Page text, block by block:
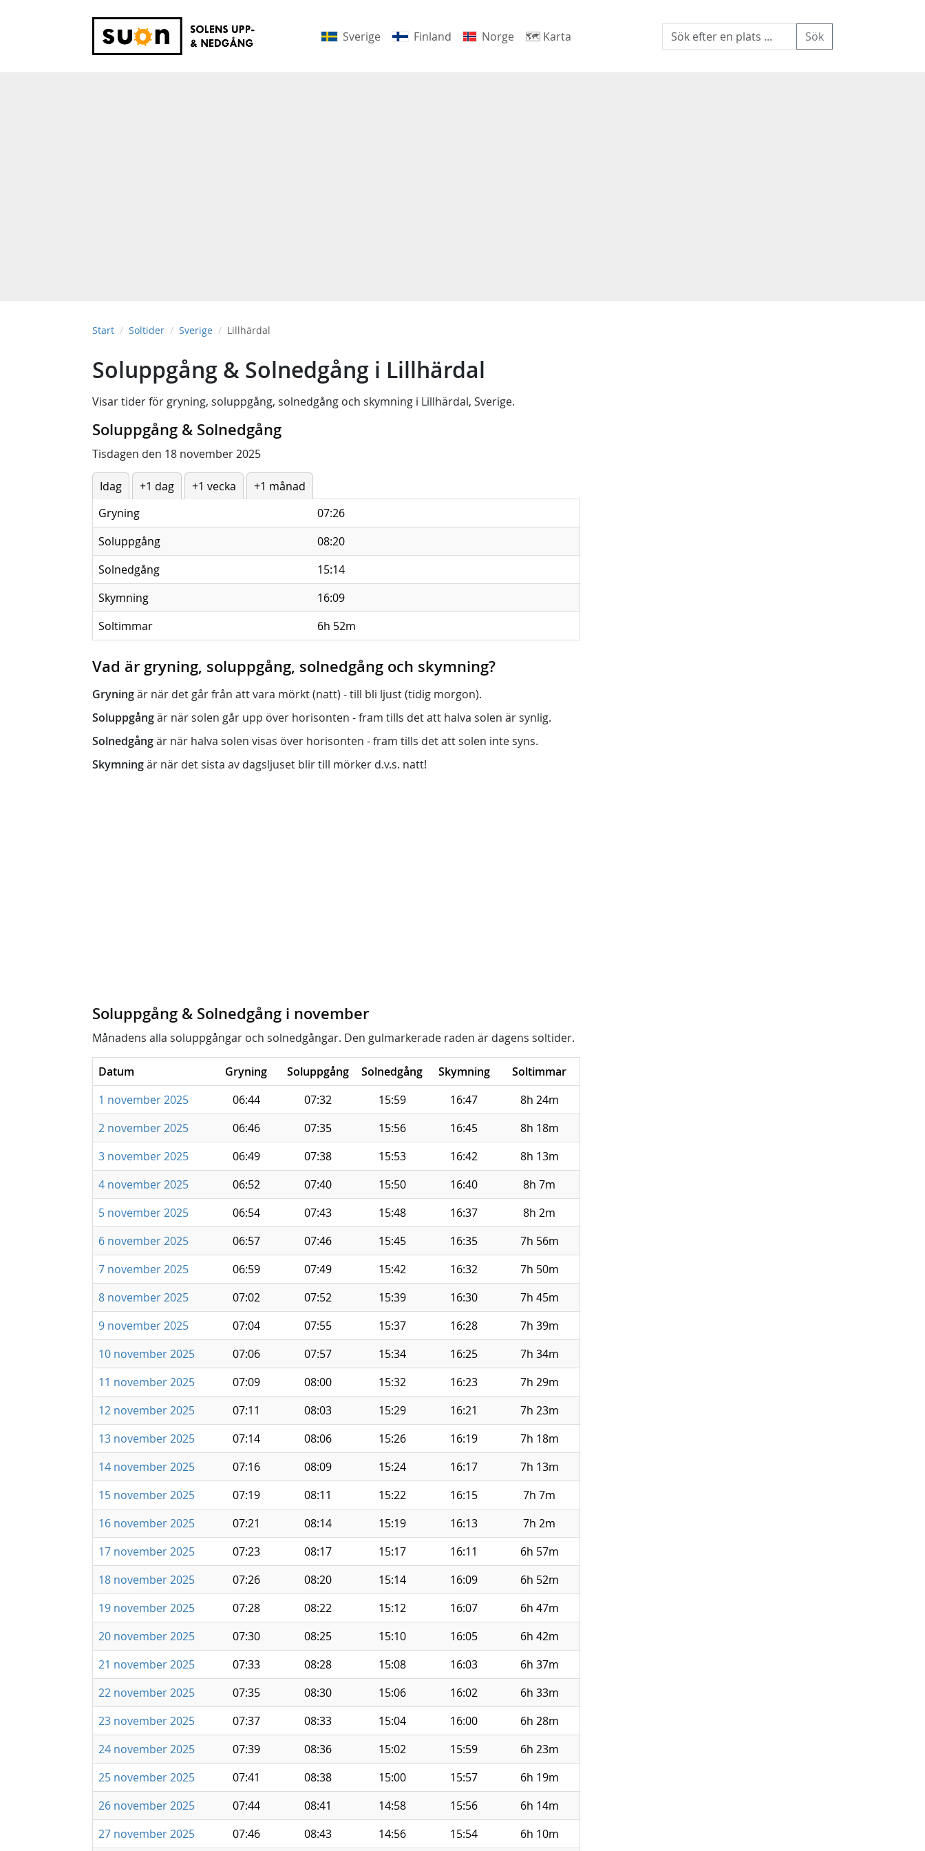
Sverige Finland Norge 🗺 Karta
Start Soltider Sverige Lillhärdal
Soluppgång & Solnedgång i Lillhärdal
Visar tider för gryning, soluppgång, solnedgång och skymning i Lillhärdal, Sverige.
Soluppgång & Solnedgång
Tisdagen den 18 november 2025
Idag +1 dag +1 vecka
+1 månad
Gryning
07:26
Soluppgång
08:20
Solnedgång
15:14
Skymning
16:09
Soltimmar
6h 52m
Vad är gryning, soluppgång, solnedgång och skymning?
Gryningär när det går från att vara mörkt (natt) - till bli ljust (tidig morgon).
Soluppgångär när solen går upp över horisonten - fram tills det att halva solen är synlig.
Solnedgångär när halva solen visas över horisonten - fram tills det att solen inte syns.
Skymningär när det sista av dagsljuset blir till mörker d.v.s. natt!
Soluppgång & Solnedgång i november
Månadens alla soluppgångar och solnedgångar. Den gulmarkerade raden är dagens soltider.
Datum Gryning Soluppgång Solnedgång Skymning
Soltimmar
1 november 2025
06:44 07:32 15:59 16:47
8h 24m
2 november 2025
06:46 07:35 15:56 16:45
8h 18m
3 november 2025
06:49 07:38 15:53 16:42
8h 13m
4 november 2025
06:52 07:40 15:50 16:40
8h 7m
5 november 2025
06:54 07:43 15:48 16:37
8h 2m
6 november 2025
06:57 07:46 15:45 16:35
7h 56m
7 november 2025
06:59 07:49 15:42 16:32
7h 50m
8 november 2025
07:02 07:52 15:39 16:30
7h 45m
9 november 2025
07:04 07:55 15:37 16:28
7h 39m
10 november 2025
07:06 07:57 15:34 16:25
7h 34m
11 november 2025
07:09 08:00 15:32 16:23
7h 29m
12 november 2025
07:11 08:03 15:29 16:21
7h 23m
13 november 2025
07:14 08:06 15:26 16:19
7h 18m
14 november 2025
07:16 08:09 15:24 16:17
7h 13m
15 november 2025
07:19 08:11 15:22 16:15
7h 7m
16 november 2025
07:21 08:14 15:19 16:13
7h 2m
17 november 2025
07:23 08:17 15:17 16:11
6h 57m
18 november 2025
07:26 08:20 15:14 16:09
6h 52m
19 november 2025
07:28 08:22 15:12 16:07
6h 47m
20 november 2025
07:30 08:25 15:10 16:05
6h 42m
21 november 2025
07:33 08:28 15:08 16:03
6h 37m
22 november 2025
07:35 08:30 15:06 16:02
6h 33m
23 november 2025
07:37 08:33 15:04 16:00
6h 28m
24 november 2025
07:39 08:36 15:02 15:59
6h 23m
25 november 2025
07:41 08:38 15:00 15:57
6h 19m
26 november 2025
07:44 08:41 14:58 15:56
6h 14m
27 november 2025
07:46 08:43 14:56 15:54 6h 10m